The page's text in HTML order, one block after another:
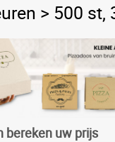
> 500 st,
bereken uw prijs